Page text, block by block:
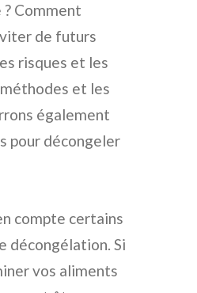
Comment
de futurs
risques et les
et les
également
pour décongeler
compte certains
décongélation. Si
vos aliments